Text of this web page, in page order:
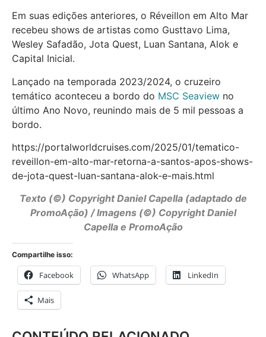
Em suas edições anteriores, o Réveillon em Alto Mar
recebeu shows de artistas como Gusttavo Lima,
Wesley Safadão, Jota Quest, Luan Santana, Alok e
Capital Inicial.
Lançado na temporada 2023/2024, o cruzeiro
temático aconteceu a bordo do MSC Seaview no
último Ano Novo, reunindo mais de 5 mil pessoas a
bordo.
https://portalworldcruises.com/2025/01/tematico-
reveillon-em-alto-mar-retorna-a-santos-apos-shows-
de-jota-quest-luan-santana-alok-e-mais.html
Texto (©) Copyright Daniel Capella (adaptado de
PromoAção) / Imagens (©) Copyright Daniel
Capella e PromoAção
Compartilhe isso:
Facebook WhatsApp LinkedIn
Mais